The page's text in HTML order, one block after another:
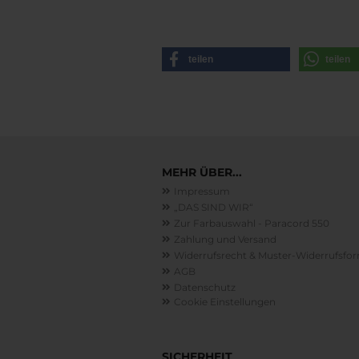
teilen teilen
MEHR ÜBER...
Impressum
„DAS SIND WIR“
Zur Farbauswahl - Paracord 550
Zahlung und Versand
Widerrufsrecht & Muster-
AGB
Datenschutz
Cookie Einstellungen